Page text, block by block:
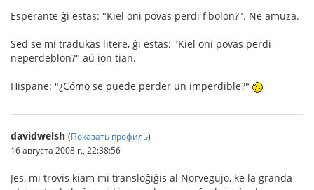
Esperante ĝi estas: "Kiel oni povas perdi fibolon?". Ne amuza.
Sed se mi tradukas litere, ĝi estas: "Kiel oni povas perdi
neperdeblon?" aŭ ion tian.
Hispane: "¿Cómo se puede perder un imperdible?"
davidwelsh (Показать профиль)
16 августа 2008 г., 22:38:56
Jes, mi trovis kiam mi transloĝiĝis al Norvegujo, ke la granda